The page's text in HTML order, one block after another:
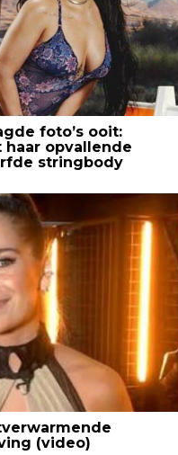
foto’s ooit:
opvallende
stringbody
(video)